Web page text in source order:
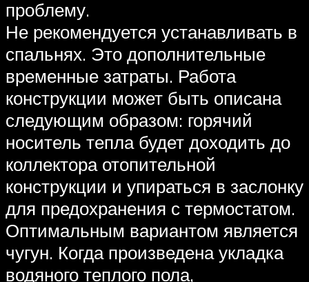
проблему.
Не рекомендуется устанавливать в
спальнях. Это дополнительные
временные затраты. Работа
конструкции может быть описана
следующим образом: горячий
носитель тепла будет доходить до
коллектора отопительной
конструкции и упираться в заслонку
для предохранения с термостатом.
Оптимальным вариантом является
чугун. Когда произведена укладка
водяного теплого пола,